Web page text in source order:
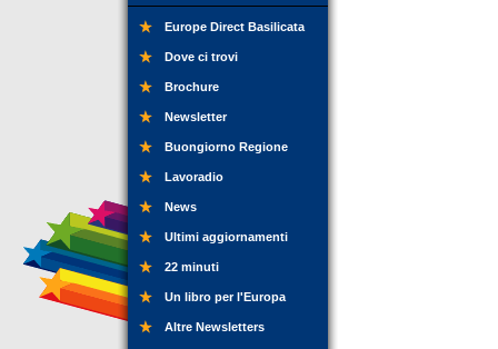
Europe Direct Basilicata
Dove ci trovi
Brochure
Newsletter
Buongiorno Regione
Lavoradio
News
Ultimi aggiornamenti
22 minuti
Un libro per l'Europa
Altre Newsletters